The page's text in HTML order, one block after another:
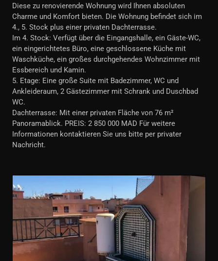
Diese zu renovierende Wohnung wird Ihnen absoluten
Charme und Komfort bieten. Die Wohnung befindet sich im
4., 5. Stock plus einer privaten Dachterrasse.
Im 4. Stock: Verfügt über die Eingangshalle, ein Gäste-WC,
ein eingerichtetes Büro, eine geschlossene Küche mit
Waschküche, ein großes durchgehendes Wohnzimmer mit
Essbereich und Kamin.
5. Etage: Eine große Suite mit Badezimmer, WC und
Ankleideraum, 2 Gästezimmer mit Schrank und Duschbad
WC.
Dachterrasse: Mit einer privaten Fläche von 76 m²
Panoramablick. PREIS: 2 850 000 MAD Für weitere
Informationen kontaktieren Sie uns bitte per privater
Nachricht.